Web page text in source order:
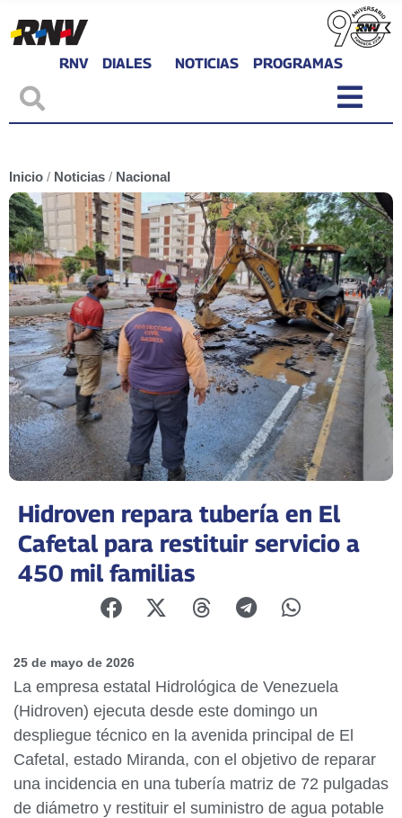
RNV DIALES NOTICIAS PROGRAMAS
Inicio / Noticias / Nacional
Hidroven repara tubería en El
Cafetal para restituir servicio a
450 mil familias
25 de mayo de 2026
La empresa estatal Hidrológica de Venezuela
(Hidroven) ejecuta desde este domingo un
despliegue técnico en la avenida principal de El
Cafetal, estado Miranda, con el objetivo de reparar
una incidencia en una tubería matriz de 72 pulgadas
de diámetro y restituir el suministro de agua potable